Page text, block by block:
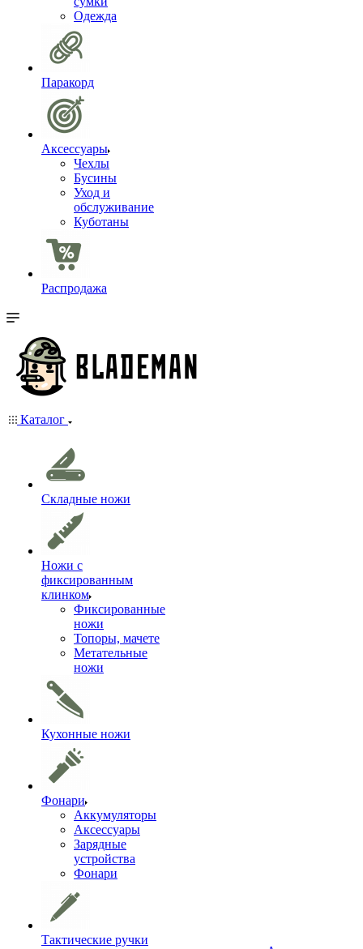
Одежда
Паракорд
Аксессуары
Чехлы
Бусины
Уход и
обслуживание
Куботаны
Распродажа
Каталог
Складные ножи
Ножи с
фиксированным
клинком
Фиксированные
ножи
Топоры, мачете
Метательные
ножи
Кухонные ножи
Фонари
Аккумуляторы
Аксессуары
Зарядные
устройства
Фонари
Тактические ручки